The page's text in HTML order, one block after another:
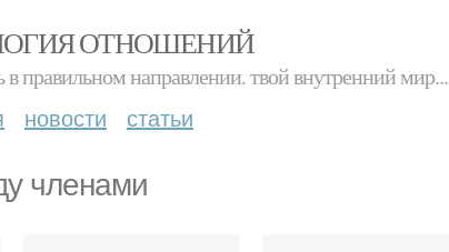
ОТНОШЕНИЙ
в правильном направлении. твой внутренний мир...
новости статьи
членами